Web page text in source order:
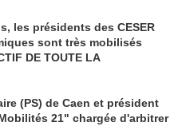
les présidents des CESER
sont très mobilisés
DE TOUTE LA
(PS) de Caen et président
21" chargée d'arbitrer